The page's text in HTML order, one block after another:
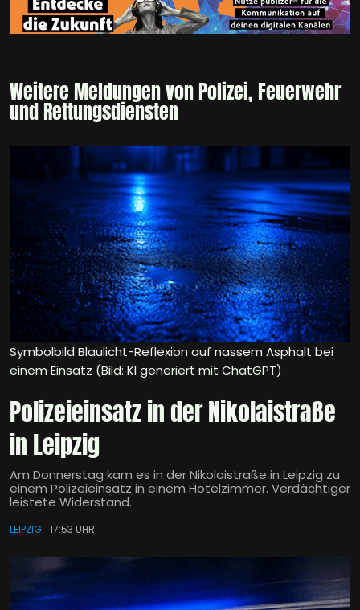
Weitere Meldungen von Polizei, Feuerwehr
und Rettungsdiensten
Symbolbild Blaulicht-Reflexion auf nassem Asphalt bei
einem Einsatz (Bild: KI generiert mit ChatGPT)
Polizeieinsatz in der Nikolaistraße
in Leipzig
Am Donnerstag kam es in der Nikolaistraße in Leipzig zu
einem Polizeieinsatz in einem Hotelzimmer. Verdächtiger
leistete Widerstand.
LEIPZIG 17:53 UHR